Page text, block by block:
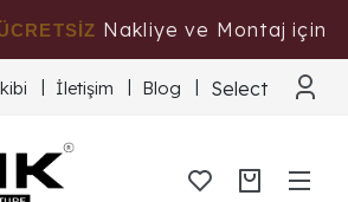
Nakliye ve Montaj için
Tıklayınız
İletişim Blog Select